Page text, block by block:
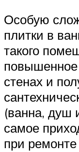
Особую
плитки в
такого
повышенное
стенах и
(ванна, душ
самое
при ремонте